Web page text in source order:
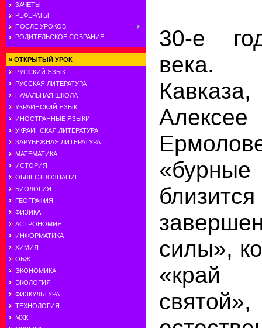
ЗАЧЕТЫ
РЕФЕРАТЫ
ПОСЛЕ УРОКОВ
РОДИТЕЛЬСКОЕ СОБРАНИЕ
» ОТКРЫТЫЙ УРОК
РУССКИЙ ЯЗЫК
РУССКАЯ ЛИТЕРАТУРА
НАЧАЛЬНАЯ ШКОЛА
УКРАИНСКИЙ ЯЗЫК
ИНОСТРАННЫЕ ЯЗЫКИ
УКРАИНСКАЯ ЛИТЕРАТУРА
ЗАРУБЕЖНАЯ ЛИТЕРАТУРА
МАТЕМАТИКА
ИСТОРИЯ
ОБЩЕСТВОЗНАНИЕ
БИОЛОГИЯ
ГЕОГРАФИЯ
ФИЗИКА
АСТРОНОМИЯ
ИНФОРМАТИКА
ХИМИЯ
ОБЖ
ЭКОНОМИКА
ЭКОЛОГИЯ
ФИЗКУЛЬТУРА
ТЕХНОЛОГИЯ
МХК
30-е
века.
силы»,
«край